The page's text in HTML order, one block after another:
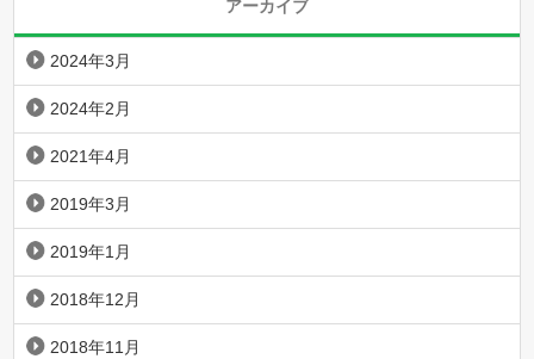
アーカイブ
2024年3月
2024年2月
2021年4月
2019年3月
2019年1月
2018年12月
2018年11月